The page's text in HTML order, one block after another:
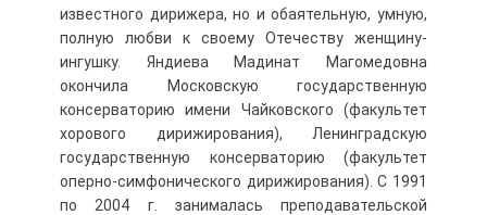
известного дирижера, но и обаятельную, умную,
полную любви к своему Отечеству женщину-
ингушку. Яндиева Мадинат Магомедовна
окончила Московскую государственную
консерваторию имени Чайковского (факультет
хорового дирижирования), Ленинградскую
государственную консерваторию (факультет
оперно-симфонического дирижирования). С 1991
по 2004 г. занималась преподавательской